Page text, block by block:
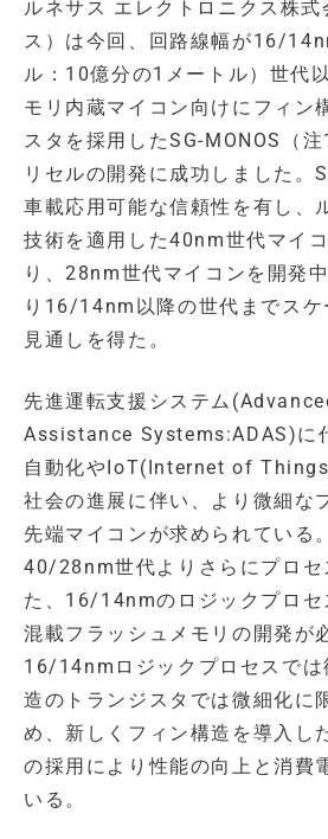
ルネサス エレクトロニクス株式
ス）は今回、回路線幅が16/
ル：10億分の1メートル）世代
モリ内蔵マイコン向けにフィン
スタを採用したSG-MONOS（
リセルの開発に成功しました。
車載応用可能な信頼性を有し、
技術を適用した40nm世代マイ
り、28nm世代マイコンを開発
り16/14nm以降の世代までスケ
見通しを得た。
先進運転支援システム
Assistance Systems:ADAS)に
自動化やIoT(Internet of
社会の進展に伴い、より微細な
先端マイコンが求められている
40/28nm世代よりさらにプロセ
た、16/14nmのロジックプロセ
混載フラッシュメモリの開発が
16/14nmロジックプロセスでは
造のトランジスタでは微細化に
め、新しくフィン構造を導入し
の採用により性能の向上と消費
いる。